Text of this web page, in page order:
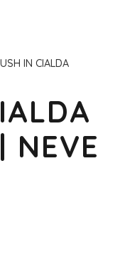
IN CIALDA
NEVE